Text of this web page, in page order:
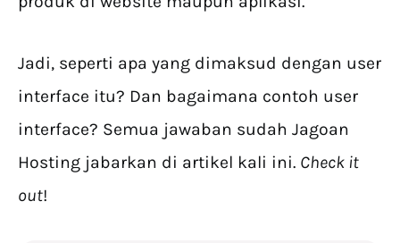
Jadi, seperti apa yang dimaksud dengan user
interface itu? Dan bagaimana contoh user
interface? Semua jawaban sudah Jagoan
Hosting jabarkan di artikel kali ini. Check it
out!